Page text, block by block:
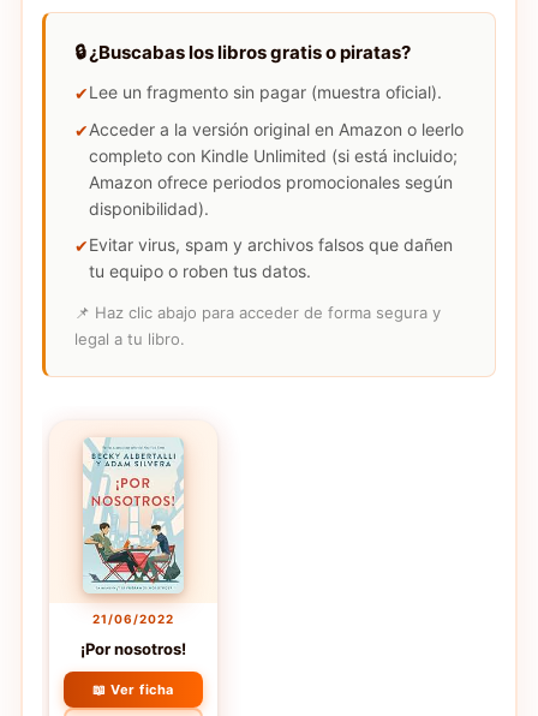
🔒 ¿Buscabas los libros gratis o piratas?
Lee un fragmento sin pagar (muestra oficial).
Acceder a la versión original en Amazon o leerlo
completo con Kindle Unlimited (si está incluido;
Amazon ofrece periodos promocionales según
disponibilidad).
Evitar virus, spam y archivos falsos que dañen
tu equipo o roben tus datos.
📌 Haz clic abajo para acceder de forma segura y
legal a tu libro.
21/06/2022
¡Por nosotros!
📖 Ver ficha